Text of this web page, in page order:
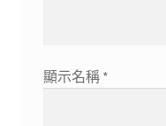
顯示名稱 *